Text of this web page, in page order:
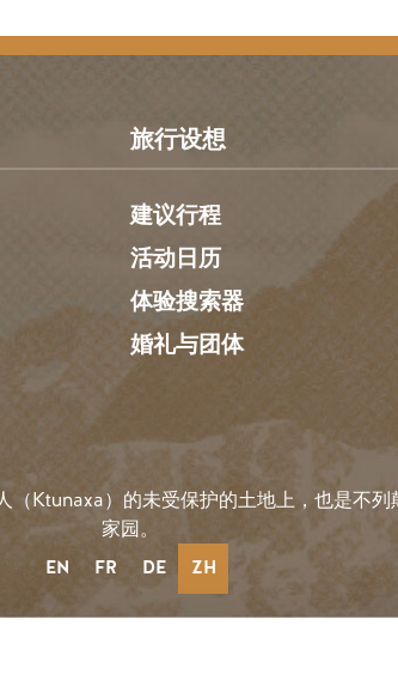
旅行设想
建议行程
活动日历
体验搜索器
婚礼与团体
Ktunaxa）的未受保护的土地上，也是不
家园。
EN FR DE ZH